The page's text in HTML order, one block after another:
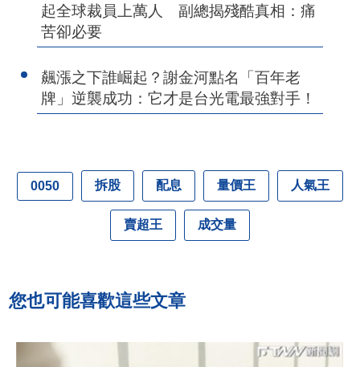
起全球裁員上萬人 副總揭殘酷真相：痛
苦卻必要
飆漲之下誰崛起？謝金河點名「百年老
牌」逆襲成功：它才是台光電最強對手！
0050 拆股 配息 量價王 人氣王
賣超王 成交量
您也可能喜歡這些文章